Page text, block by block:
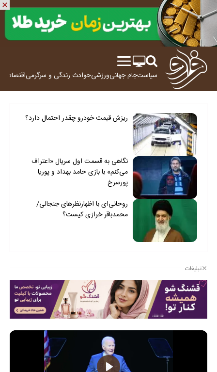
سیاستجام جهانیورزشیحوادث زندگی و سرگرمیاقتصاد
ریزش قیمت خودرو چقدر احتمال دارد؟
نگاهی به قسمت اول سریال «اعتراف
می‌کنم» با بازی حامد بهداد و پوریا
پورسرخ
روحانی‌ای با اظهارنظرهای جنجالی/
محمدباقر خرازی کیست؟
تبلیغات